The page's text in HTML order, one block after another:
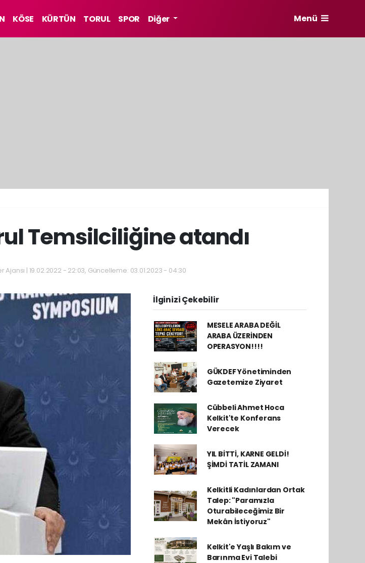
KÖSE KÜRTÜN TORUL SPOR Diğer Menü
Temsilciliğine atandı
| 19.02.2022 - 22:03, Güncelleme: 03.01.2023 - 04:30
İlginizi Çekebilir
MESELE ARABA DEĞİL
ARABA ÜZERİNDEN
OPERASYON!!!!
GÜKDEF Yönetiminden
Gazetemize Ziyaret
Cübbeli Ahmet Hoca
Kelkit'te Konferans
Verecek
YIL BİTTİ, KARNE GELDİ!
ŞİMDİ TATİL ZAMANI
Kelkitli Kadınlardan Ortak
Talep: "Paramızla
Oturabileceğimiz Bir
Mekân İstiyoruz"
Kelkit'e Yaşlı Bakım ve
Barınma Evi Talebi